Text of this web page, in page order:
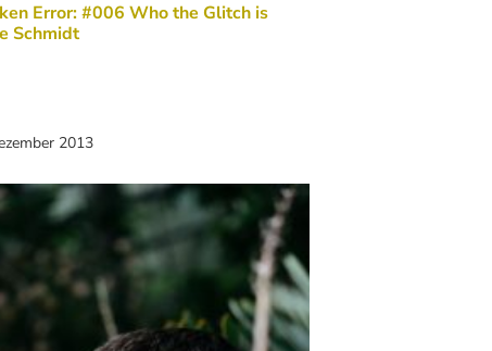
Error: #006 Who the Glitch is
Schmidt
2013